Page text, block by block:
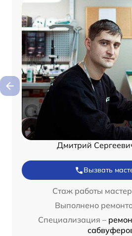
Дмитрий
Вызвать
Стаж работы
Выполнено
Специализация –